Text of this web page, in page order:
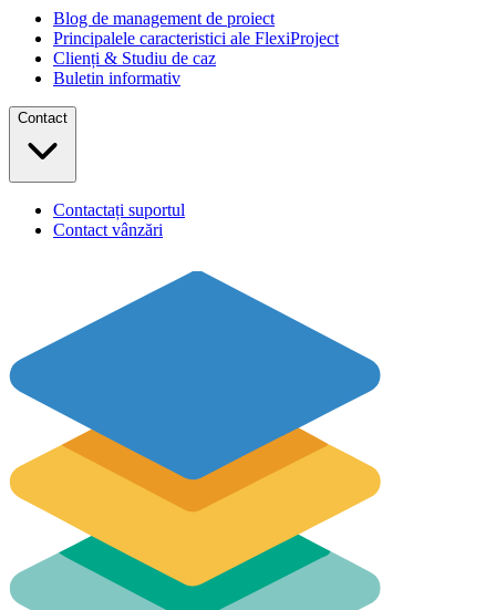
Blog de management de proiect
Principalele caracteristici ale FlexiProject
Clienți & Studiu de caz
Buletin informativ
Contact
Contactați suportul
Contact vânzări